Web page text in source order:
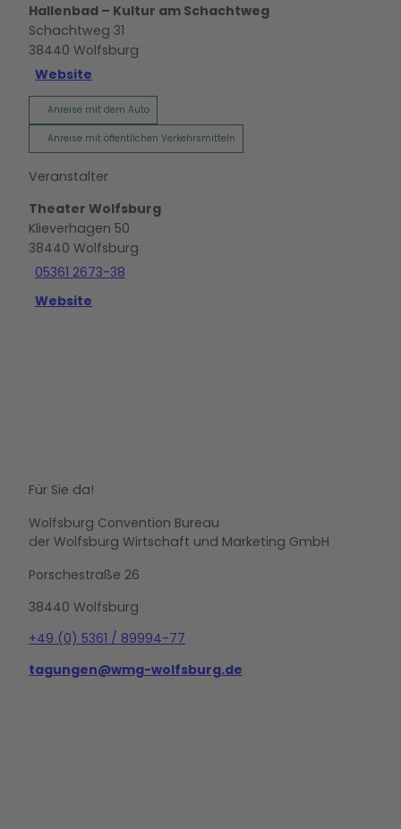
Hallenbad – Kultur am Schachtweg
Schachtweg 31
38440 Wolfsburg
Website
Anreise mit dem Auto
Anreise mit öffentlichen Verkehrsmitteln
Veranstalter
Theater Wolfsburg
Klieverhagen 50
38440 Wolfsburg
05361 2673-38
Website
Für Sie da!
Wolfsburg Convention Bureau
der Wolfsburg Wirtschaft und Marketing GmbH
Porschestraße 26
38440 Wolfsburg
+49 (0) 5361 / 89994-77
tagungen@wmg-wolfsburg.de